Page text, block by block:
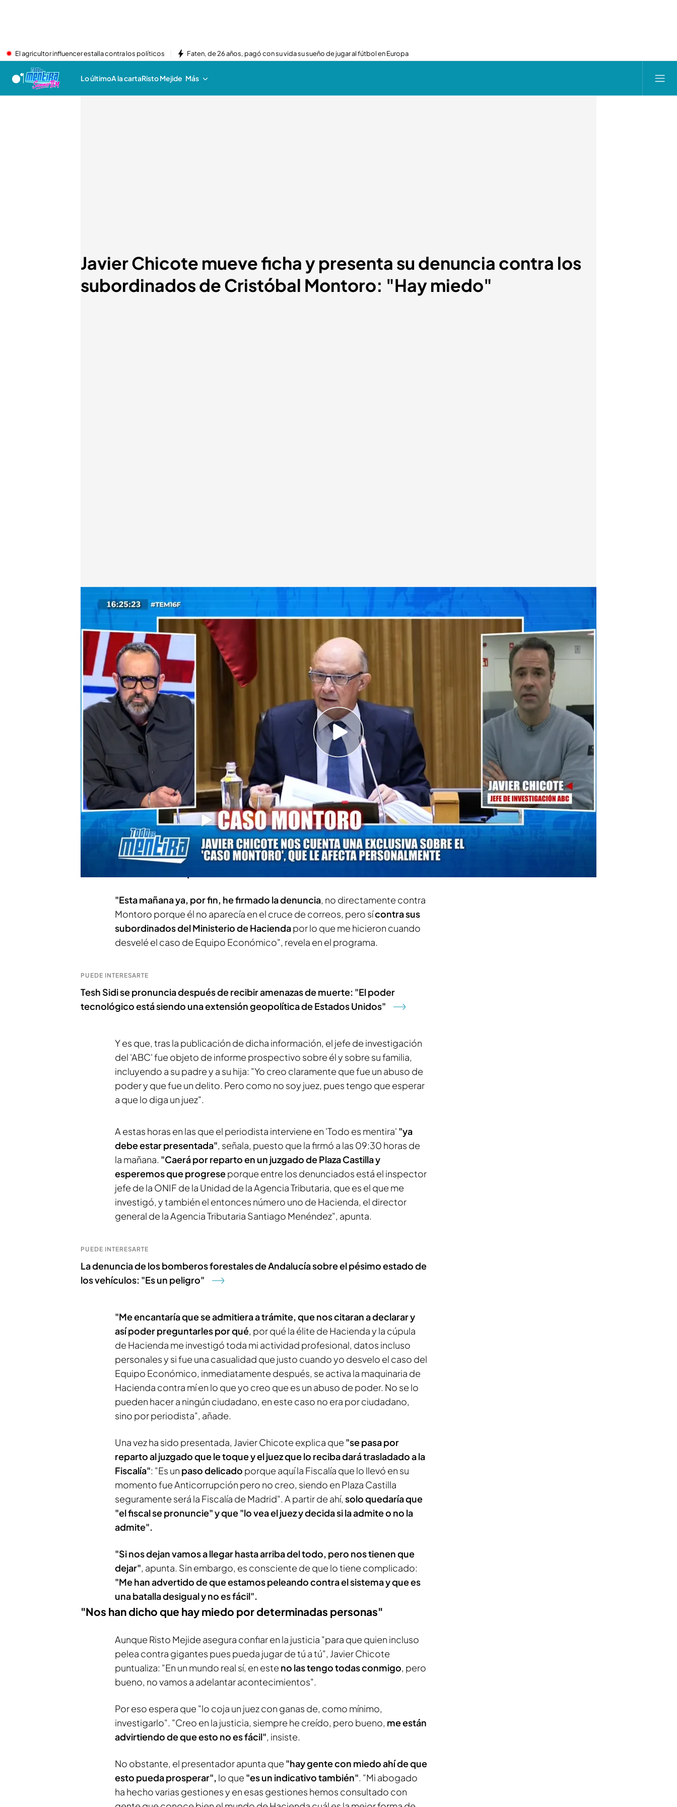
El agricultor influencer estalla contra los políticos Faten, de 26 años, pagó con su vida su sueño de jugar al fútbol en Europa
Lo últimoA la cartaRisto Mejide Más
Javier Chicote mueve ficha y presenta su denuncia contra los
subordinados de Cristóbal Montoro: "Hay miedo"
Alba de la Orden
Madrid, 16 FEB 2026 - 16:46h.
Javier Chicote presenta su denuncia contra los subordinados de
Montoro en la mañana del 16 de febrero: Aquí los detalles
Javier Chicote, al abogado de Montoro en su tenso cara a cara sobre
su informe: "Está defendiendo una mafia por dinero"
Compartir
En octubre de 2025, el periodista ya advertía de que estaba preparando
sudenunciacontra "tres de las personas de la cúpula de Hacienda" que
redactaron su informe. Ha sido en la mañana del16 de febrero,cuatro
meses después, cuandoJavier Chicote la ha presentado. El jefe de
investigación del 'ABC' cuentatodos los detallessobre la misma en 'Todo
es mentira'.
"Esta mañana ya, por fin, he firmado la denuncia, no directamente contra
Montoro porque él no aparecía en el cruce de correos, pero sícontra sus
subordinados del Ministerio de Haciendapor lo que me hicieron cuando
desvelé el caso de Equipo Económico", revela en el programa.
PUEDE INTERESARTE
Tesh Sidi se pronuncia después de recibir amenazas de muerte: "El poder
tecnológico está siendo una extensión geopolítica de Estados Unidos"
Y es que, tras la publicación de dicha información, el jefe de investigación
del 'ABC' fue objeto de informe prospectivo sobre él y sobre su familia,
incluyendo a su padre y a su hija: "Yo creo claramente que fue un abuso de
poder y que fue un delito. Pero como no soy juez, pues tengo que esperar
a que lo diga un juez".
A estas horas en las que el periodista interviene en 'Todo es mentira' "ya
debe estar presentada", señala, puesto que la firmó a las 09:30 horas de
la mañana. "Caerá por reparto en un juzgado de Plaza Castilla y
esperemos que progreseporque entre los denunciados está el inspector
jefe de la ONIF de la Unidad de la Agencia Tributaria, que es el que me
investigó, y también el entonces número uno de Hacienda, el director
general de la Agencia Tributaria Santiago Menéndez", apunta.
PUEDE INTERESARTE
La denuncia de los bomberos forestales de Andalucía sobre el pésimo estado de
los vehículos: "Es un peligro"
"Me encantaría que se admitiera a trámite, que nos citaran a declarar y
así poder preguntarles por qué, por qué la élite de Hacienda y la cúpula
de Hacienda me investigó toda mi actividad profesional, datos incluso
personales y si fue una casualidad que justo cuando yo desvelo el caso del
Equipo Económico, inmediatamente después, se activa la maquinaria de
Hacienda contra mí en lo que yo creo que es un abuso de poder. No se lo
pueden hacer a ningún ciudadano, en este caso no era por ciudadano,
sino por periodista", añade.
Una vez ha sido presentada, Javier Chicote explica que "se pasa por
reparto al juzgado que le toque y el juez que lo reciba dará trasladado a la
Fiscalía": "Es un paso delicado porque aquí la Fiscalía que lo llevó en su
momento fue Anticorrupción pero no creo, siendo en Plaza Castilla
seguramente será la Fiscalía de Madrid". A partir de ahí, solo quedaría que
"el fiscal se pronuncie" y que "lo vea el juez y decida si la admite o no la
admite".
"Si nos dejan vamos a llegar hasta arriba del todo, pero nos tienen que
dejar", apunta. Sin embargo, es consciente de que lo tiene complicado:
"Me han advertido de que estamos peleando contra el sistema y que es
una batalla desigual y no es fácil".
"Nos han dicho que hay miedo por determinadas personas"
Aunque Risto Mejide asegura confiar en la justicia "para que quien incluso
pelea contra gigantes pues pueda jugar de tú a tú", Javier Chicote
puntualiza: "En un mundo real sí, en este no las tengo todas conmigo, pero
bueno, no vamos a adelantar acontecimientos".
Por eso espera que "lo coja un juez con ganas de, como mínimo,
investigarlo". "Creo en la justicia, siempre he creído, pero bueno, me están
advirtiendo de que esto no es fácil", insiste.
No obstante, el presentador apunta que "hay gente con miedo ahí de que
esto pueda prosperar", lo que "es un indicativo también". "Mi abogado
ha hecho varias gestiones y en esas gestiones hemos consultado con